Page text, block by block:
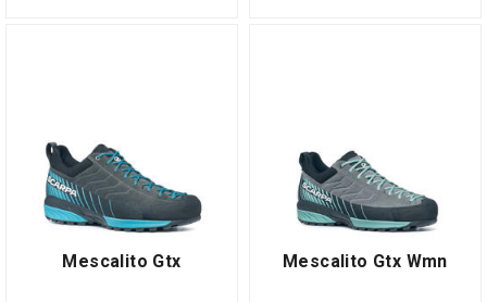
Mescalito Gtx Mescalito Gtx Wmn